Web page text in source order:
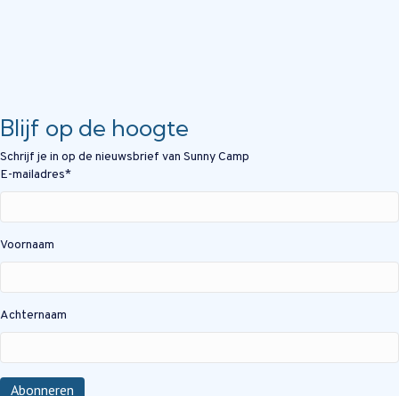
Blijf op de hoogte
Schrijf je in op de nieuwsbrief van Sunny Camp
E-mailadres*
Voornaam
Achternaam
Abonneren